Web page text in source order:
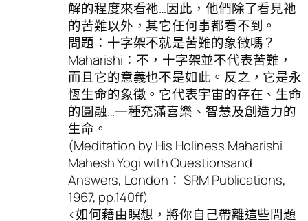
解的程度來看祂…因此，他們除了看見祂
的苦難以外，其它任何事都看不到。
問題：十字架不就是苦難的象徵嗎？
Maharishi：不，十字架並不代表苦難，
而且它的意義也不是如此。反之，它是永
恆生命的象徵。它代表宇宙的存在、生命
的圓融…一種充滿喜樂、智慧及創造力的
生命。
(Meditation by His Holiness Maharishi
Mahesh Yogi with Questionsand
Answers, London： SRM Publications,
1967, pp.140ff)
<如何藉由瞑想，將你自己帶離這些問題